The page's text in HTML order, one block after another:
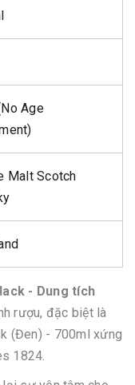
Age
Malt Scotch
- Dung tích
rượu, đặc biệt là
(Đen) - 700ml xứng
1824.